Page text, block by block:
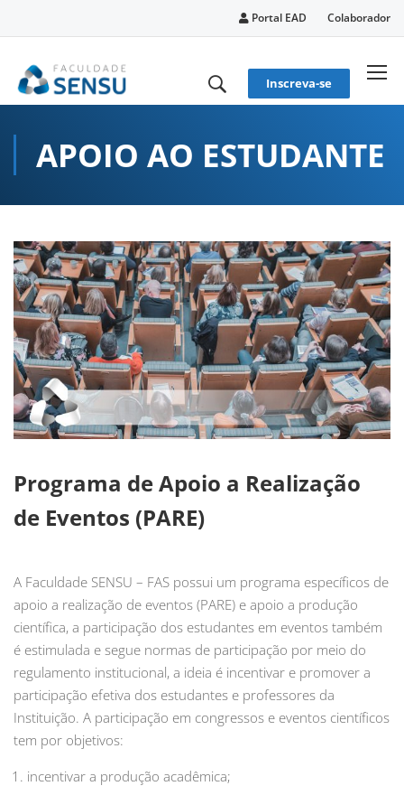
Portal EAD Colaborador
Inscreva-se
APOIO AO ESTUDANTE
Programa de Apoio a Realização
de Eventos (PARE)
A Faculdade SENSU – FAS possui um programa específicos de
apoio a realização de eventos (PARE) e apoio a produção
científica, a participação dos estudantes em eventos também
é estimulada e segue normas de participação por meio do
regulamento institucional, a ideia é incentivar e promover a
participação efetiva dos estudantes e professores da
Instituição. A participação em congressos e eventos científicos
tem por objetivos:
incentivar a produção acadêmica;